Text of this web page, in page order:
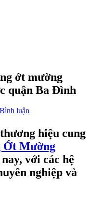
ớt mường
quận Ba Đình
luận
hiệu cung
Ớt Mường
với các hệ
nghiệp và